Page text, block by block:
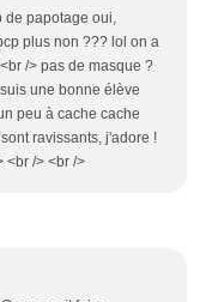
de papotage oui,
plus non ??? lol on a
/> pas de masque ?
une bonne élève
peu à cache cache
ravissants, j'adore !
<br /> <br />